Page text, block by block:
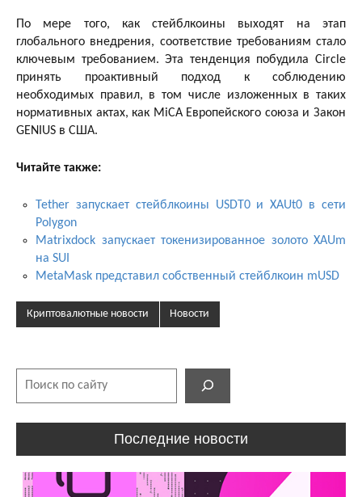
По мере того, как стейблкоины выходят на этап
глобального внедрения, соответствие требованиям стало
ключевым требованием. Эта тенденция побудила Circle
принять проактивный подход к соблюдению
необходимых правил, в том числе изложенных в таких
нормативных актах, как MiCA Европейского союза и Закон
GENIUS в США.
Читайте также:
Tether запускает стейблкоины USDT0 и XAUt0 в сети
Polygon
Matrixdock запускает токенизированное золото XAUm
на SUI
MetaMask представил собственный стейблкоин mUSD
Криптовалютные новости Новости
Последние новости